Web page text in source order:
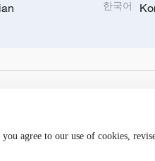
한국어
agree to our use of cookies,